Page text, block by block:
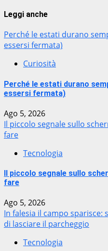
Leggi anche
Perché le estati durano
essersi fermata)
Curiosità
Perché le estati durano
essersi fermata)
Ago 5, 2026
Il piccolo segnale sullo
fare
Tecnologia
Il piccolo segnale sullo
fare
Ago 5, 2026
In falesia il campo sparisce:
di lasciare il parcheggio
Tecnologia